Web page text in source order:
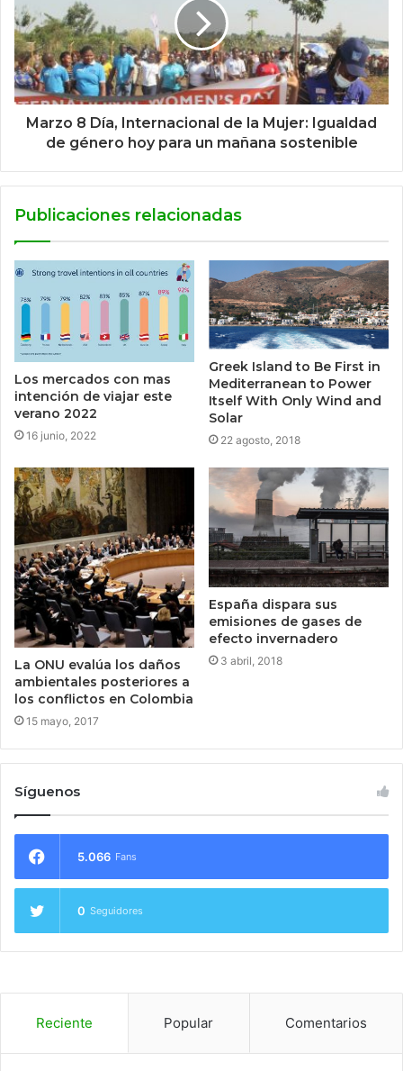
Marzo 8 Día, Internacional de la Mujer: Igualdad
de género hoy para un mañana sostenible
Publicaciones relacionadas
Los mercados con mas
intención de viajar este
verano 2022
16 junio, 2022
Greek Island to Be First in
Mediterranean to Power
Itself With Only Wind and
Solar
22 agosto, 2018
La ONU evalúa los daños
ambientales posteriores a
los conflictos en Colombia
15 mayo, 2017
España dispara sus
emisiones de gases de
efecto invernadero
3 abril, 2018
Síguenos
5.066 Fans
0 Seguidores
Reciente Popular Comentarios